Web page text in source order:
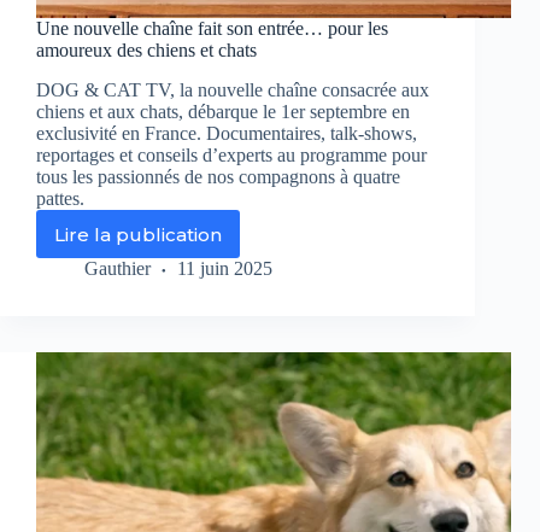
Une nouvelle chaîne fait son entrée… pour les
amoureux des chiens et chats
DOG & CAT TV, la nouvelle chaîne consacrée aux
chiens et aux chats, débarque le 1er septembre en
exclusivité en France. Documentaires, talk-shows,
reportages et conseils d’experts au programme pour
tous les passionnés de nos compagnons à quatre
pattes.
Lire la publication
Une
nouvelle
entrée…
pour
les
amoureux
des
chiens
et
chats
Gauthier 11 juin 2025